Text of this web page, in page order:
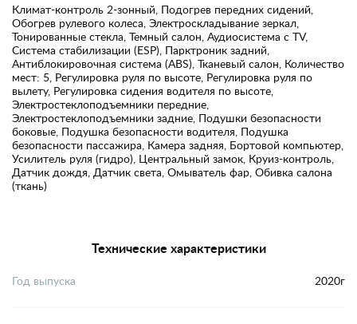
Климат-контроль 2-зонный, Подогрев передних сидений,
Обогрев рулевого колеса, Электроскладывание зеркал,
Тонированные стекла, Темный салон, Аудиосистема с TV,
Система стабилизации (ESP), Парктроник задний,
Антиблокировочная система (ABS), Тканевый салон, Количество
мест: 5, Регулировка руля по высоте, Регулировка руля по
вылету, Регулировка сидения водителя по высоте,
Электростеклоподъемники передние,
Электростеклоподъемники задние, Подушки безопасности
боковые, Подушка безопасности водителя, Подушка
безопасности пассажира, Камера задняя, Бортовой компьютер,
Усилитель руля (гидро), Центральный замок, Круиз-контроль,
Датчик дождя, Датчик света, Омыватель фар, Обивка салона
(ткань)
Технические характеристики
Год выпуска 2020г